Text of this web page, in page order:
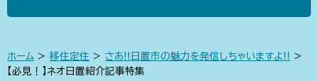
ホーム > 移住定住 > さあ!!日置市の魅力を発信しちゃいますよ!! >
【必見！】ネオ日置紹介記事特集